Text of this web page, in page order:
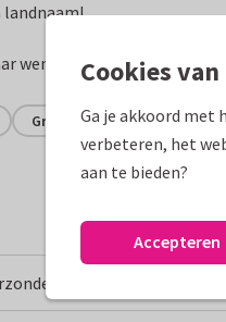
wens aan te passen
Griekenland Groeten
als ansichtkaart
Cookies
Ga je akkoord met
verbeteren, het
aan te bieden?
Accepteren